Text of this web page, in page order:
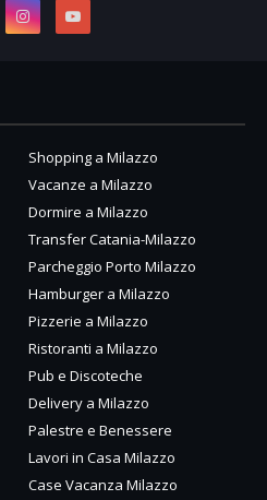
Shopping a Milazzo
Vacanze a Milazzo
Dormire a Milazzo
Transfer Catania-Milazzo
Parcheggio Porto Milazzo
Hamburger a Milazzo
Pizzerie a Milazzo
Ristoranti a Milazzo
Pub e Discoteche
Delivery a Milazzo
Palestre e Benessere
Lavori in Casa Milazzo
Case Vacanza Milazzo